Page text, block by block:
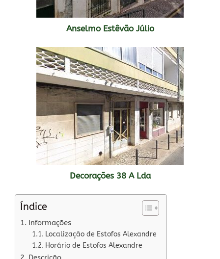
Anselmo Estêvão Júlio
Decorações 38 A Lda
Índice
Informações
Localização de Estofos Alexandre
Horário de Estofos Alexandre